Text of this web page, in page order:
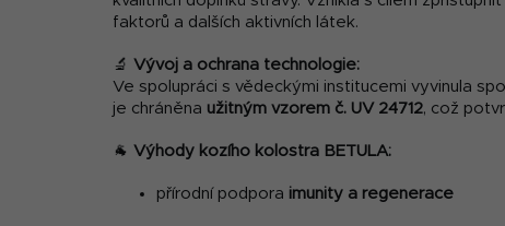
faktorů a dalších aktivních látek.
🔬 Vývoj a ochrana technologie:
Ve spolupráci s vědeckými institucemi vyvinula
je chráněna užitným vzorem č. UV 24712, což
🐐 Výhody kozího kolostra BETULA:
přírodní podpora imunity a regenerace